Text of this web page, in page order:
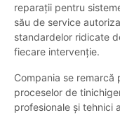
reparații pentru
său de service
standardelor ridicate
fiecare intervenție.
Compania se
proceselor de
profesionale și tehnici